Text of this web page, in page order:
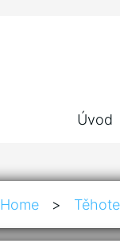
Úvod
Home >